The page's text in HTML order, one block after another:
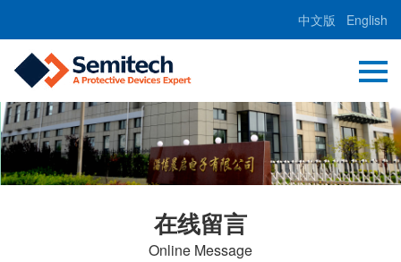
中文版 English
在线留言
Online Message